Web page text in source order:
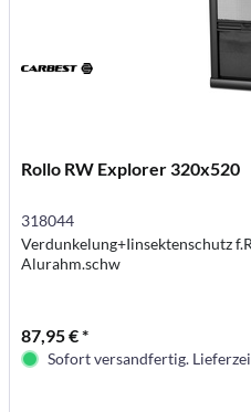
Rollo RW Explorer 320x520
318044
Verdunkelung+Iinsektenschutz
Alurahm.schw
87,95 € *
Sofort versandfertig.